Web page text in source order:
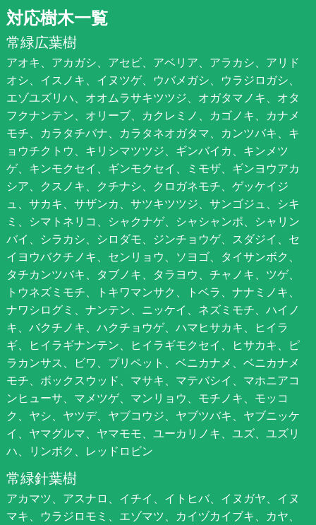
対応樹木一覧
常緑広葉樹
アオキ、アカガシ、アセビ、アベリア、アラカシ、アリド
オシ、イスノキ、イヌツゲ、ウバメガシ、ウラジロガシ、
エゾユズリハ、オオムラサキツツジ、オガタマノキ、オタ
フクナンテン、オリーブ、カクレミノ、カゴノキ、カナメ
モチ、カラタチバナ、カラタネオガタマ、カンツバキ、キ
ョウチクトウ、キリシマツツジ、ギンバイカ、キンメツ
ゲ、キンモクセイ、ギンモクセイ、ミモザ、ギンヨウアカ
シア、クスノキ、クチナシ、クロガネモチ、ゲッケイジ
ュ、サカキ、サザンカ、サツキツツジ、サンゴジュ、シキ
ミ、シマトネリコ、シャクナゲ、シャシャンポ、シャリン
バイ、シラカシ、シロダモ、ジンチョウゲ、スダジイ、セ
イヨウバクチノキ、センリョウ、ソヨゴ、タイサンボク、
タチカンツバキ、タブノキ、タラヨウ、チャノキ、ツゲ、
トウネズミモチ、トキワマンサク、トベラ、ナナミノキ、
ナワシログミ、ナンテン、ニッケイ、ネズミモチ、ハイノ
キ、バクチノキ、ハクチョウゲ、ハマヒサカキ、ヒイラ
ギ、ヒイラギナンテン、ヒイラギモクセイ、ヒサカキ、ピ
ラカンサス、ビワ、プリペット、ベニカナメ、ベニカナメ
モチ、ボックスウッド、マサキ、マテバシイ、マホニアコ
ンヒューサ、マメツゲ、マンリョウ、モチノキ、モッコ
ク、ヤシ、ヤツデ、ヤブコウジ、ヤブツバキ、ヤブニッケ
イ、ヤマグルマ、ヤマモモ、ユーカリノキ、ユズ、ユズリ
ハ、リンボク、レッドロビン
常緑針葉樹
アカマツ、アスナロ、イチイ、イトヒバ、イヌガヤ、イヌ
マキ、ウラジロモミ、エゾマツ、カイヅカイブキ、カヤ、